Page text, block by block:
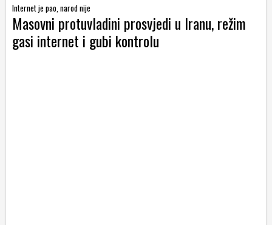
Internet je pao, narod nije
Masovni protuvladini prosvjedi u Iranu, režim
gasi internet i gubi kontrolu